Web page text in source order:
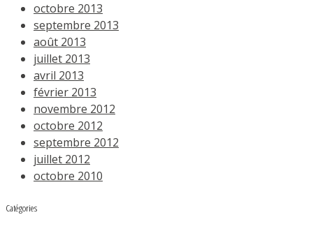
octobre 2013
septembre 2013
août 2013
juillet 2013
avril 2013
février 2013
novembre 2012
octobre 2012
septembre 2012
juillet 2012
octobre 2010
Catégories